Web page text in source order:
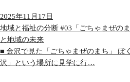
2025年11月17日
地域と福祉の分断 #03「ごちゃまぜの
と地域の未来
■ 金沢で見た「ごちゃまぜのまち」 ぼ
沢」という場所に見学に行…